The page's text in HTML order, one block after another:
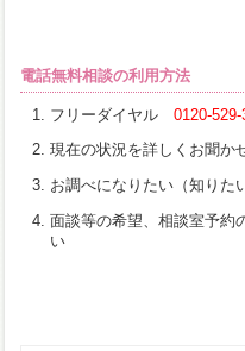
電話無料相談の利用方法
フリーダイヤル0120-529-
現在の状況を詳しくお聞か
お調べになりたい（知りた
面談等の希望、相談室予約
い